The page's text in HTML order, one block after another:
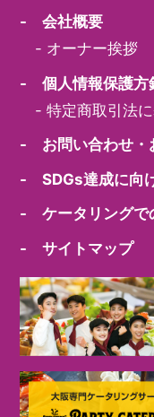
- 会社概要
- オーナー挨拶
- 個人情報保護方
-特定商取引法
- お問い合わせ・
- SDGs達成に向
- ケータリングで
- サイトマップ